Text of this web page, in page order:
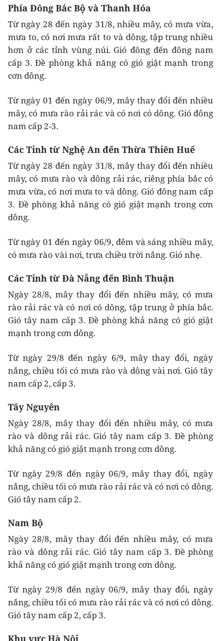
Phía Đông Bắc Bộ và Thanh Hóa
Từ ngày 28 đến ngày 31/8, nhiều mây, có mưa vừa,
mưa to, có nơi mưa rất to và dông, tập trung nhiều
hơn ở các tỉnh vùng núi. Gió đông đến đông nam
cấp 3. Đề phòng khả năng có gió giật mạnh trong
cơn dông.
Từ ngày 01 đến ngày 06/9, mây thay đổi đến nhiều
mây, có mưa rào rải rác và có nơi có dông. Gió đông
nam cấp 2-3.
Các Tỉnh từ Nghệ An đến Thừa Thiên Huế
Từ ngày 28 đến ngày 31/8, mây thay đổi đến nhiều
mây, có mưa rào và dông rải rác, riêng phía bắc có
mưa vừa, có nơi mưa to và dông. Gió đông nam cấp
3. Đề phòng khả năng có gió giật mạnh trong cơn
dông.
Từ ngày 01 đến ngày 06/9, đêm và sáng nhiều mây,
có mưa rào vài nơi, trưa chiều trời nắng. Gió nhẹ.
Các Tỉnh từ Đà Nẵng đến Bình Thuận
Ngày 28/8, mây thay đổi đến nhiều mây, có mưa
rào rải rác và có nơi có dông, tập trung ở phía bắc.
Gió tây nam cấp 3. Đề phòng khả năng có gió giật
mạnh trong cơn dông.
Từ ngày 29/8 đến ngày 6/9, mây thay đổi, ngày
nắng, chiều tối có mưa rào và dông vài nơi. Gió tây
nam cấp 2, cấp 3.
Tây Nguyên
Ngày 28/8, mây thay đổi đến nhiều mây, có mưa
rào và dông rải rác. Gió tây nam cấp 3. Đề phòng
khả năng có gió giật mạnh trong cơn dông.
Từ ngày 29/8 đến ngày 06/9, mây thay đổi, ngày
nắng, chiều tối có mưa rào rải rác và có nơi có dông.
Gió tây nam cấp 2.
Nam Bộ
Ngày 28/8, mây thay đổi đến nhiều mây, có mưa
rào và dông rải rác. Gió tây nam cấp 3. Đề phòng
khả năng có gió giật mạnh trong cơn dông.
Từ ngày 29/8 đến ngày 06/9, mây thay đổi, ngày
nắng, chiều tối có mưa rào rải rác và có nơi có dông.
Gió tây nam cấp 2, cấp 3.